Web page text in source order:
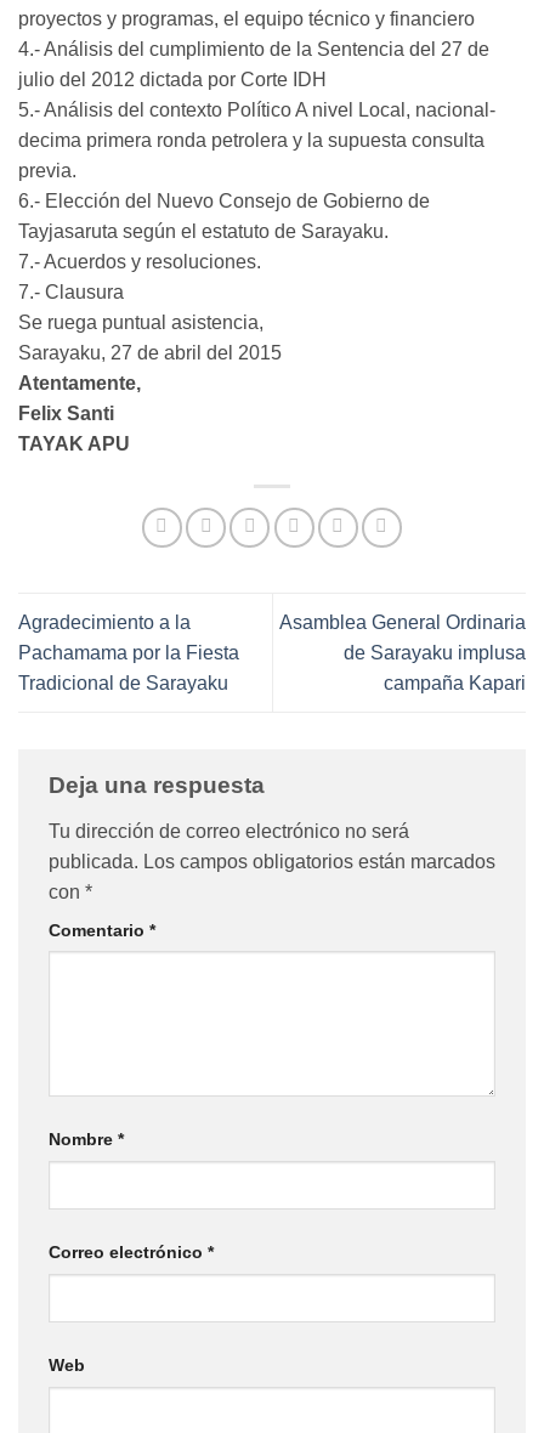
proyectos y programas, el equipo técnico y financiero
4.- Análisis del cumplimiento de la Sentencia del 27 de
julio del 2012 dictada por Corte IDH
5.- Análisis del contexto Político A nivel Local, nacional-
decima primera ronda petrolera y la supuesta consulta
previa.
6.- Elección del Nuevo Consejo de Gobierno de
Tayjasaruta según el estatuto de Sarayaku.
7.- Acuerdos y resoluciones.
7.- Clausura
Se ruega puntual asistencia,
Sarayaku, 27 de abril del 2015
Atentamente,
Felix Santi
TAYAK APU
Agradecimiento a la
Pachamama por la Fiesta
Tradicional de Sarayaku
Asamblea General Ordinaria
de Sarayaku implusa
campaña Kapari
Deja una respuesta
Tu dirección de correo electrónico no será
publicada. Los campos obligatorios están marcados
con *
Comentario *
Nombre *
Correo electrónico *
Web